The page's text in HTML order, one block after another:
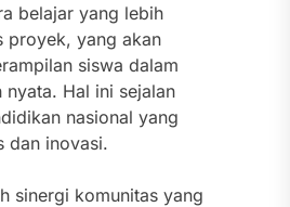
belajar yang lebih
proyek, yang akan
siswa dalam
nyata. Hal ini sejalan
nasional yang
dan inovasi.
sinergi komunitas yang